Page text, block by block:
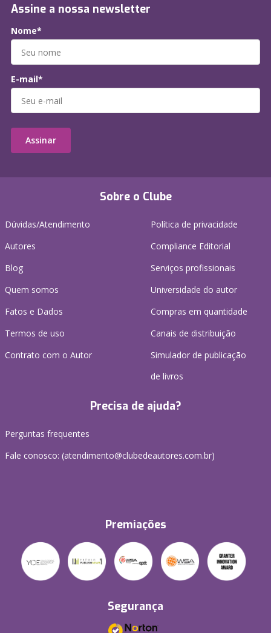
Sobre o Clube
Dúvidas/Atendimento
Autores
Blog
Quem somos
Fatos e Dados
Termos de uso
Contrato com o Autor
Política de privacidade
Compliance Editorial
Serviços profissionais
Universidade do autor
Compras em quantidade
Canais de distribuição
Simulador de publicação
de livros
Precisa de ajuda?
Perguntas frequentes
Fale conosco: (atendimento@clubedeautores.com.br)
Premiações
Segurança
Assine a nossa newsletter
Nome*
E-mail*
Assinar